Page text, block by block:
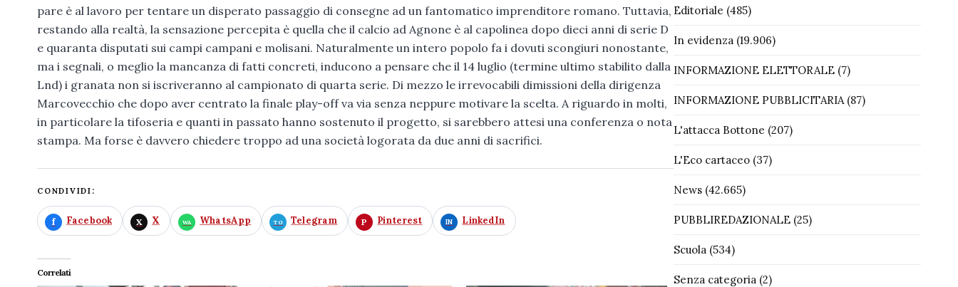
pare è al lavoro per tentare un disperato passaggio di consegne ad un fantomatico imprenditore romano. Tuttavia,
restando alla realtà, la sensazione percepita è quella che il calcio ad Agnone è al capolinea dopo dieci anni di serie D
e quaranta disputati sui campi campani e molisani. Naturalmente un intero popolo fa i dovuti scongiuri nonostante,
ma i segnali, o meglio la mancanza di fatti concreti, inducono a pensare che il 14 luglio (termine ultimo stabilito dalla
Lnd) i granata non si iscriveranno al campionato di quarta serie. Di mezzo le irrevocabili dimissioni della dirigenza
Marcovecchio che dopo aver centrato la finale play-off va via senza neppure motivare la scelta. A riguardo in molti,
in particolare la tifoseria e quanti in passato hanno sostenuto il progetto, si sarebbero attesi una conferenza o nota
stampa. Ma forse è davvero chiedere troppo ad una società logorata da due anni di sacrifici.
CONDIVIDI:
Facebook X WhatsApp Telegram Pinterest LinkedIn
Correlati
Editoriale (485)
In evidenza(19.906)
INFORMAZIONE ELETTORALE(7)
INFORMAZIONE PUBBLICITARIA(87)
L'attacca Bottone (207)
L'Eco cartaceo(37)
News(42.665)
PUBBLIREDAZIONALE(25)
Scuola(534)
Senza categoria(2)